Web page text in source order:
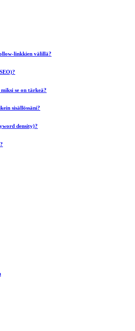
linkkien välillä?
se on tärkeä?
sisällössäni?
density)?